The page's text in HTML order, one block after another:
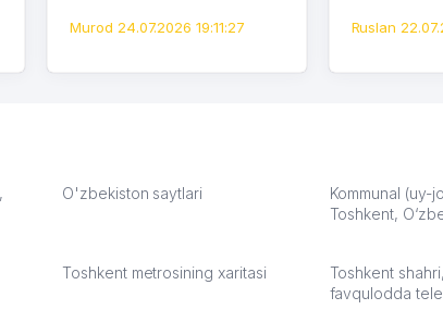
Murod 24.07.2026 19:11:27 Ruslan
O'zbekiston saytlari
Kommunal (uy-
Toshkent,
Toshkent metrosining xaritasi
Toshkent
favqulodda